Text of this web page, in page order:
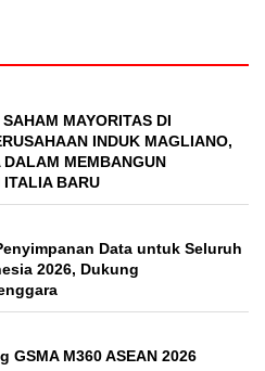
MAYORITAS DI
INDUK MAGLIANO,
MEMBANGUN
ITALIA BARU
Data untuk Seluruh
2026, Dukung
GSMA M360 ASEAN 2026